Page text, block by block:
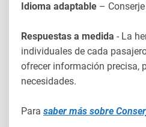
Idioma adaptable –
Respuestas a medida - La
individuales de cada
ofrecer información precisa,
necesidades.
Para saber más sobre